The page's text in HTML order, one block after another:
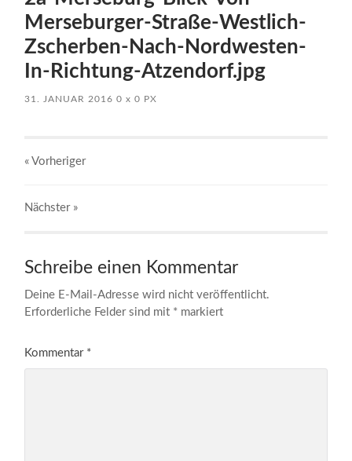
Merseburger-Straße-Westlich-
Zscherben-Nach-Nordwesten-
In-Richtung-Atzendorf.jpg
31. JANUAR 2016 0x 0 PX
« Vorheriger
Nächster »
Schreibe einen Kommentar
Deine E-Mail-Adresse wird nicht veröffentlicht.
Erforderliche Felder sind mit * markiert
Kommentar *